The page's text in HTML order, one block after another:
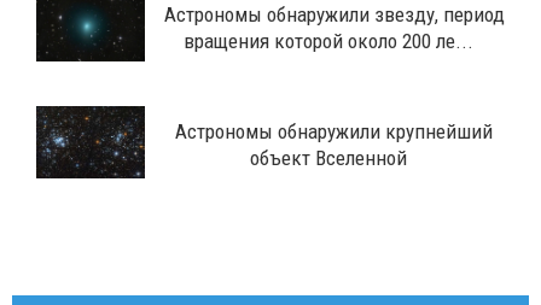
Астрономы обнаружили звезду, период
вращения которой около 200 ле...
Астрономы обнаружили крупнейший
объект Вселенной